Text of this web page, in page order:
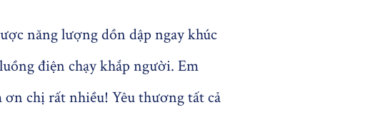
năng lượng dồn dập ngay khúc
điện chạy khắp người. Em
chị rất nhiều! Yêu thương tất cả